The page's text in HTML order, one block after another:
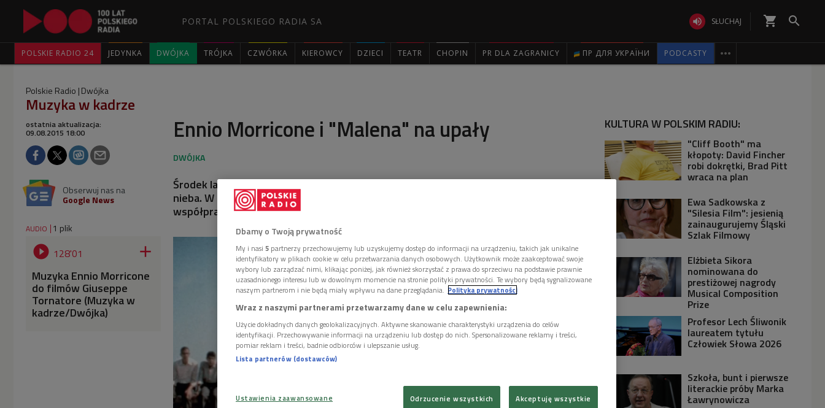
PORTAL POLSKIEGO RADIA SA  SŁUCHAJ shopping_cart 
POLSKIE RADIO 24 JEDYNKA DWÓJKA TRÓJKA CZWÓRKA KIEROWCY DZIECI TEATR CHOPIN PR DLA ZAGRANICY ПР ДЛЯ УКРАЇНИ PODCASTY 
Polskie Radio Dwójka
Muzyka w kadrze
Ennio Morricone i "Malena" na upały
ostatnia aktualizacja:
09.08.2015 18:00
Obserwuj nas na
Google News
Środek lata, wakacje, upał, powietrze stoi w miejscu i tylko żar się leje z
nieba. W taką pogodę my wybieramy się do Włoch, by pomówić o
współpracy Giuseppe Tornatore i Ennio Morricone.
AUDIO 1 plik
 128'01 
Muzyka Ennio Morricone
do filmów Giuseppe
Tornatore (Muzyka w
kadrze/Dwójka)
KULTURA W POLSKIM RADIU:
"Cliff Booth" ma
kłopoty: David Fincher
robi dokrętki, Brad Pitt
wraca na plan
Ewa Sadkowska z
"Silesia Film": jesienią
zainaugurujemy Śląski
Szlak Filmowy
Elżbieta Sikora
nominowana do
prestiżowej nagrody
Musical Composition
Prize
Profesor Lech Śliwonik
laureatem tytułu
Człowiek Słowa 2026
Szkoła, bunt i pierwsze
literackie próby Marka
Ławrynowicza
Dbamy o Twoją prywatność
My i nasi 5 partnerzy przechowujemy lub uzyskujemy dostęp do informacji na urządzeniu, takich jak unikalne
identyfikatory w plikach cookie w celu przetwarzania danych osobowych. Użytkownik może zaakceptować swoje
wybory lub zarządzać nimi, klikając poniżej, jak również skorzystać z prawa do sprzeciwu na podstawie prawnie
uzasadnionego interesu lub w dowolnym momencie na stronie polityki prywatności. Te wybory będą sygnalizowane
naszym partnerom i nie będą miały wpływu na dane przeglądania. Polityka prywatności
Wraz z naszymi partnerami przetwarzamy dane w celu zapewnienia:
Użycie dokładnych danych geolokalizacyjnych. Aktywne skanowanie charakterystyki urządzenia do celów
identyfikacji. Przechowywanie informacji na urządzeniu lub dostęp do nich. Spersonalizowane reklamy i treści,
pomiar reklam i treści, badnie odbiorców i ulepszanie usług.
Lista partnerów (dostawców)
Ustawienia zaawansowane Odrzucenie wszystkich Akceptuję wszystkie